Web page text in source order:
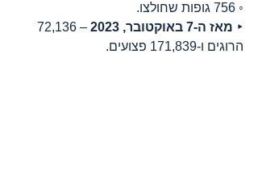
◦ 756 גופות שחולצו.
‣ מאז ה-7 באוקטובר, 2023
הרוגים ו-171,839 פצועים.